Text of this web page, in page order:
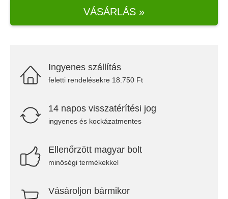
VÁSÁRLÁS »
Ingyenes szállítás
feletti rendelésekre 18.750 Ft
14 napos visszatérítési jog
ingyenes és kockázatmentes
Ellenőrzött magyar bolt
minőségi termékekkel
Vásároljon bármikor